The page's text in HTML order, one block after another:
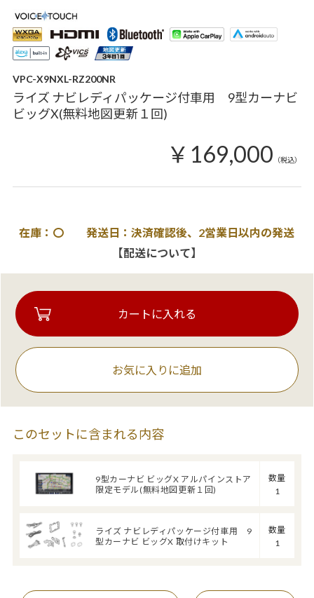
VPC-X9NXL-RZ200NR
ライズ ナビレディパッケージ付車用 9型カーナビ
ビッグX(無料地図更新１回)
￥169,000 （税込）
在庫：〇 発送日：決済確認後、2営業日以内の発送
【配送について】
お気に入りに追加
このセットに含まれる内容
9型カーナビ ビッグX アルパインストア
限定モデル(無料地図更新１回)
数量
1
ライズ ナビレディパッケージ付車用 9
型カーナビ ビッグX 取付けキット
数量
1